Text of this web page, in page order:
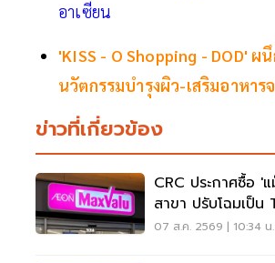
อาเซียน
'KISS - O Shopping - DOD' ผ
นวัตกรรมบำรุงผิว-เสริมอาหาร
ข่าวที่เกี่ยวข้อง
CRC ประกาศซื้อ '
สาขา ปรับโฉมเป็น
ลูกค้าเพิ่ม 9 แสนราย
07 ส.ค. 2569 | 10:34 น.